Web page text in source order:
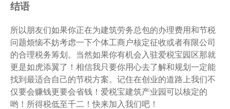
结语
所以朋友们如果你正在为建筑劳务总包的办理费用和节税
问题烦恼不妨考虑一下个体工商户核定征收或者有限公司
的合理税务筹划。当然如果你有机会入驻爱税宝园区那就
更是如虎添翼了！相信我只要你用心去了解和规划一定能
找到最适合自己的节税方案。记住在创业的道路上我们不
仅要会赚钱更要会省钱！爱税宝建筑产业园可以核定的
哟！所得税低至千二！快来加入我们吧！